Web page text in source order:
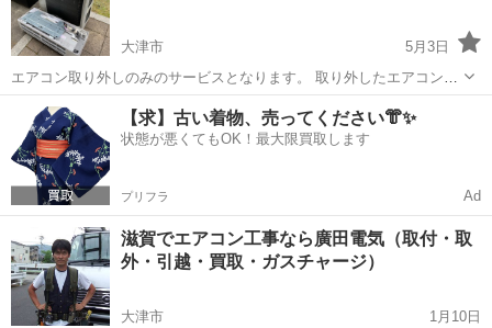
大津市
5月3日
エアコン取り外しのみのサービスとなります。 取り外したエアコンを
取り付けることは行っておりません。 取り外しとリサイクル料金込み
のお値段となります。 相談無料です。 室外機が2階などの高い位置に
ある場合は高所作業となりますの...
滋賀 電気工事 取り外し
【求】古い着物、売ってください👘✨
状態が悪くてもOK！最大限買取します
プリフラ Ad
滋賀でエアコン工事なら廣田電気（取付・取
外・引越・買取・ガスチャージ）
大津市
1月10日